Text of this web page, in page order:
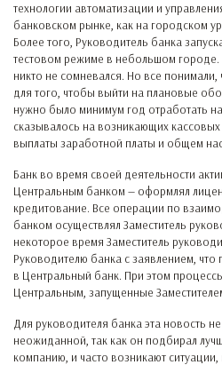
технологии автоматизации и
банковском рынке, как на городском
Более того, Руководитель банка
тестовом режиме в небольшом городе.
никто не сомневался. Но все понимали,
для того, чтобы выйти на плановые
нужно было минимум год отработать
сказывалось на возникающих
выплаты заработной платы и общем
Банк во время своей деятельности
Центральным банком — оформлял
кредитование. Все операции по
банком осуществлял Заместитель
некоторое время Заместитель
Руководителю банка с заявлением, что
в Центральный банк. При этом
Центральным, запущенные
Для руководителя банка эта новость
неожиданной, так как он подбирал
компанию, и часто возникают ситуации,